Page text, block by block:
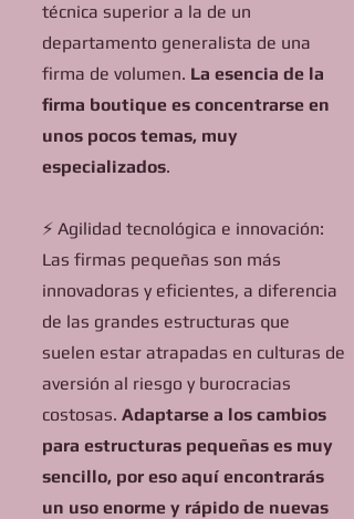
técnica superior a la de un
departamento generalista de una
firma de volumen. La esencia de la
firma boutique es concentrarse en
unos pocos temas, muy
especializados.
⚡ Agilidad tecnológica e innovación:
Las firmas pequeñas son más
innovadoras y eficientes, a diferencia
de las grandes estructuras que
suelen estar atrapadas en culturas de
aversión al riesgo y burocracias
costosas. Adaptarse a los cambios
para estructuras pequeñas es muy
sencillo, por eso aquí encontrarás
un uso enorme y rápido de nuevas